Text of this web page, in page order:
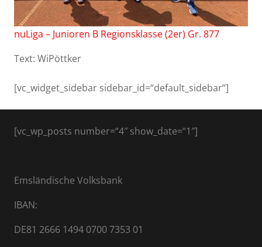
nuLiga – Junioren B Regionsklasse (2er) Gr. 877
Text: WiPöttker
[vc_widget_sidebar sidebar_id=“default_sidebar“]
[vc_wp_posts number=“4″ show_date=“1″]
Emsländische Volksbank
IBAN:
DE81 2666 1494 0700 7353 01